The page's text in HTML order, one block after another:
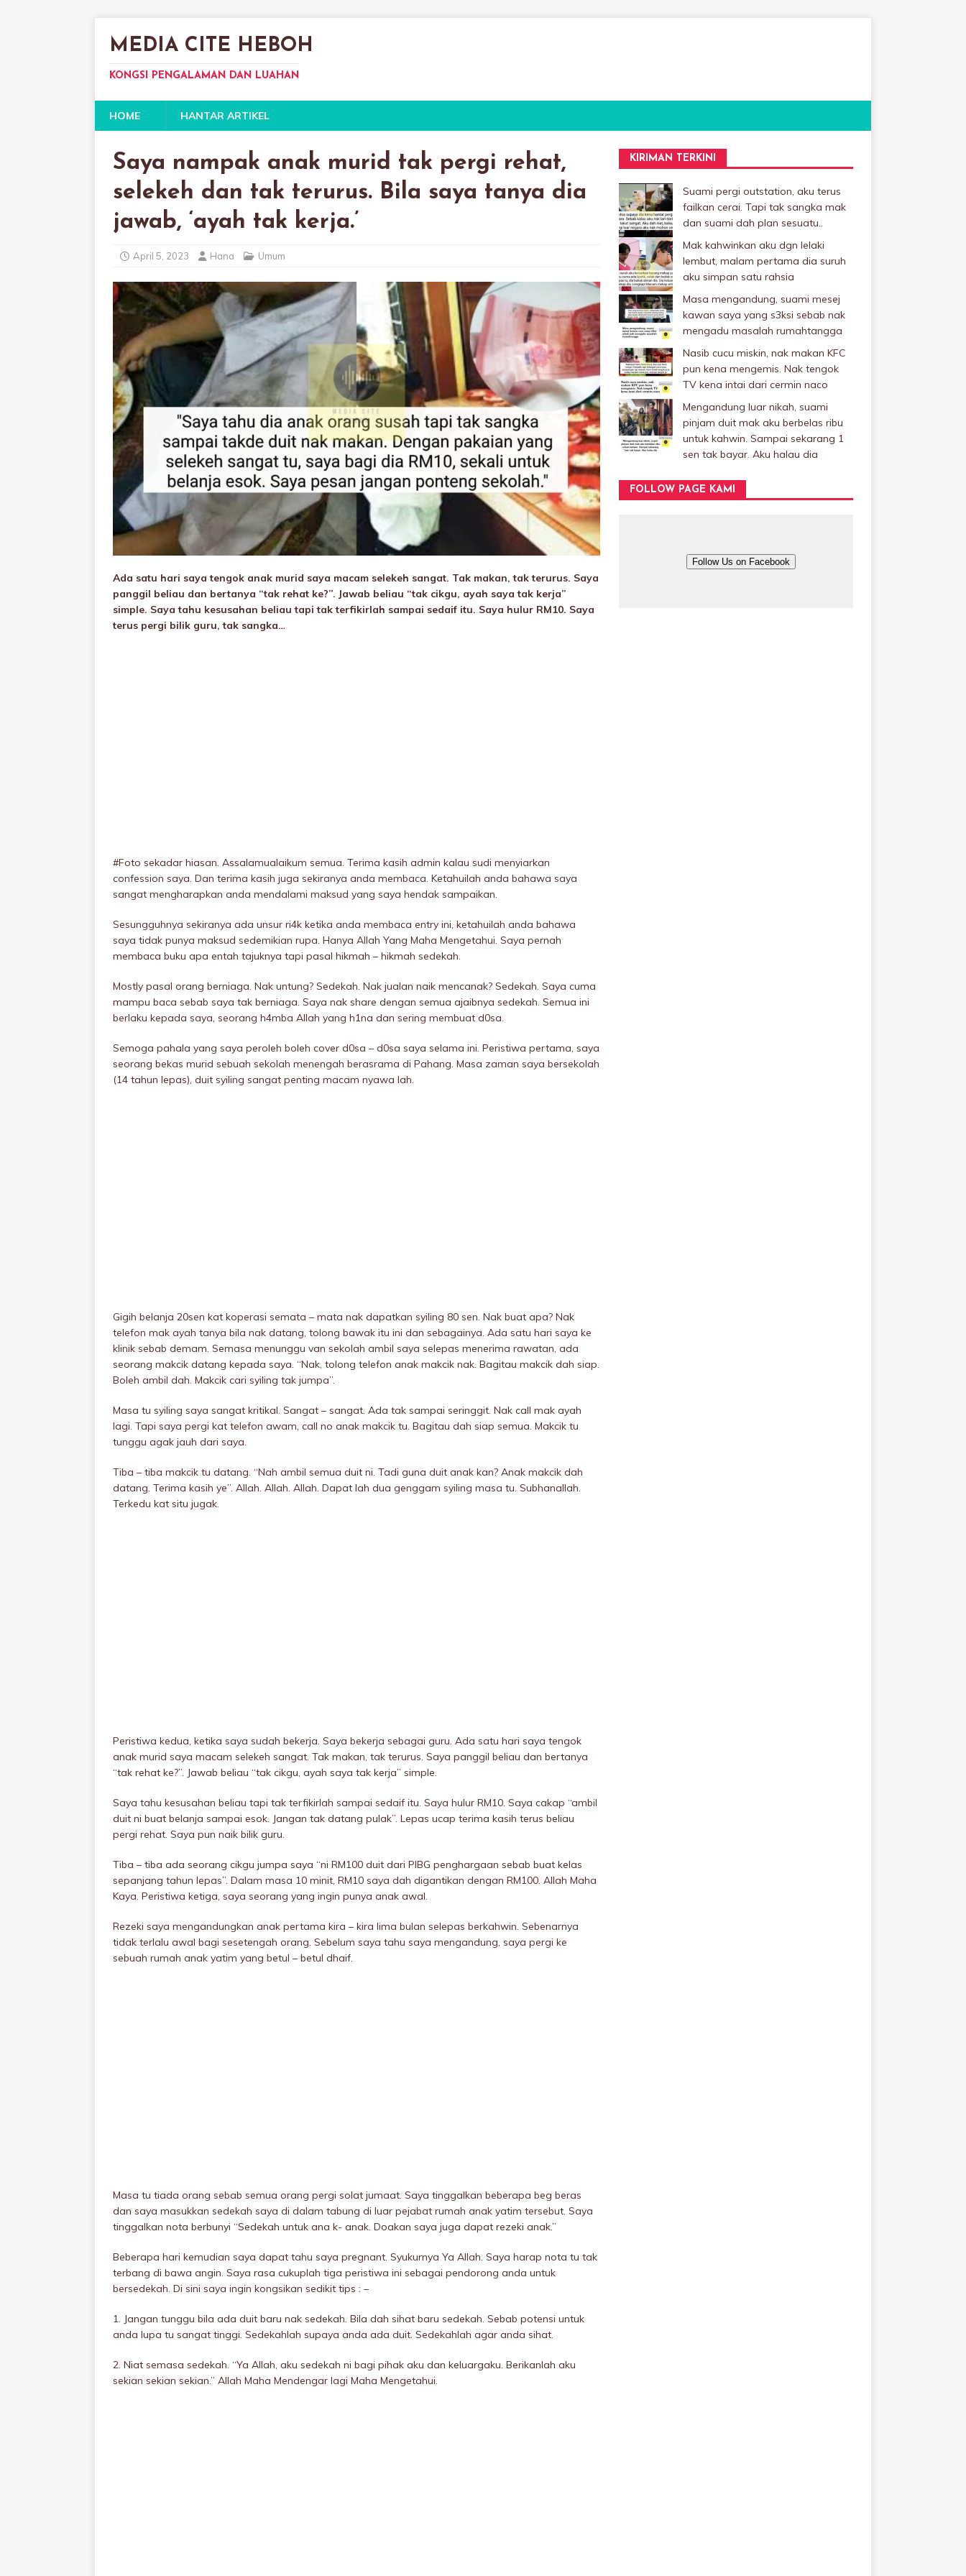
MEDIA CITE HEBOH
KONGSI PENGALAMAN DAN LUAHAN
HOME HANTAR ARTIKEL
Saya nampak anak murid tak pergi rehat,
selekeh dan tak terurus. Bila saya tanya dia
jawab, ‘ayah tak kerja.’
April 5, 2023 Hana Umum
Ada satu hari saya tengok anak murid saya macam selekeh sangat. Tak makan, tak terurus. Saya
panggil beliau dan bertanya “tak rehat ke?”. Jawab beliau “tak cikgu, ayah saya tak kerja”
simple. Saya tahu kesusahan beliau tapi tak terfikirlah sampai sedaif itu. Saya hulur RM10. Saya
terus pergi bilik guru, tak sangka…
#Foto sekadar hiasan. Assalamualaikum semua. Terima kasih admin kalau sudi menyiarkan
confession saya. Dan terima kasih juga sekiranya anda membaca. Ketahuilah anda bahawa saya
sangat mengharapkan anda mendalami maksud yang saya hendak sampaikan.
Sesungguhnya sekiranya ada unsur ri4k ketika anda membaca entry ini, ketahuilah anda bahawa
saya tidak punya maksud sedemikian rupa. Hanya Allah Yang Maha Mengetahui. Saya pernah
membaca buku apa entah tajuknya tapi pasal hikmah – hikmah sedekah.
Mostly pasal orang berniaga. Nak untung? Sedekah. Nak jualan naik mencanak? Sedekah. Saya cuma
mampu baca sebab saya tak berniaga. Saya nak share dengan semua ajaibnya sedekah. Semua ini
berlaku kepada saya, seorang h4mba Allah yang h1na dan sering membuat d0sa.
Semoga pahala yang saya peroleh boleh cover d0sa – d0sa saya selama ini. Peristiwa pertama, saya
seorang bekas murid sebuah sekolah menengah berasrama di Pahang. Masa zaman saya bersekolah
(14 tahun lepas), duit syiling sangat penting macam nyawa lah.
Gigih belanja 20sen kat koperasi semata – mata nak dapatkan syiling 80 sen. Nak buat apa? Nak
telefon mak ayah tanya bila nak datang, tolong bawak itu ini dan sebagainya. Ada satu hari saya ke
kIinik sebab demam. Semasa menunggu van sekolah ambil saya selepas menerima rawatan, ada
seorang makcik datang kepada saya. “Nak, tolong telefon anak makcik nak. Bagitau makcik dah siap.
Boleh ambil dah. Makcik cari syiling tak jumpa”.
Masa tu syiling saya sangat kritikaI. Sangat – sangat. Ada tak sampai seringgit. Nak call mak ayah
lagi. Tapi saya pergi kat telefon awam, call no anak makcik tu. Bagitau dah siap semua. Makcik tu
tunggu agak jauh dari saya.
Tiba – tiba makcik tu datang. “Nah ambil semua duit ni. Tadi guna duit anak kan? Anak makcik dah
datang. Terima kasih ye”. Allah. Allah. Allah. Dapat lah dua genggam syiling masa tu. Subhanallah.
Terkedu kat situ jugak.
Peristiwa kedua, ketika saya sudah bekerja. Saya bekerja sebagai guru. Ada satu hari saya tengok
anak murid saya macam selekeh sangat. Tak makan, tak terurus. Saya panggil beliau dan bertanya
“tak rehat ke?”. Jawab beliau “tak cikgu, ayah saya tak kerja” simple.
Saya tahu kesusahan beliau tapi tak terfikirlah sampai sedaif itu. Saya hulur RM10. Saya cakap “ambil
duit ni buat belanja sampai esok. Jangan tak datang pulak”. Lepas ucap terima kasih terus beliau
pergi rehat. Saya pun naik bilik guru.
Tiba – tiba ada seorang cikgu jumpa saya “ni RM100 duit dari PIBG penghargaan sebab buat kelas
sepanjang tahun lepas”. Dalam masa 10 minit, RM10 saya dah digantikan dengan RM100. Allah Maha
Kaya. Peristiwa ketiga, saya seorang yang ingin punya anak awal.
Rezeki saya mengandungkan anak pertama kira – kira lima bulan selepas berkahwin. Sebenarnya
tidak terlalu awal bagi sesetengah orang. Sebelum saya tahu saya mengandung, saya pergi ke
sebuah rumah anak yatim yang betul – betul dhaif.
Masa tu tiada orang sebab semua orang pergi solat jumaat. Saya tinggalkan beberapa beg beras
dan saya masukkan sedekah saya di dalam tabung di luar pejabat rumah anak yatim tersebut. Saya
tinggalkan nota berbunyi “Sedekah untuk ana k- anak. Doakan saya juga dapat rezeki anak.”
Beberapa hari kemudian saya dapat tahu saya pregnant. Syukurnya Ya Allah. Saya harap nota tu tak
terbang di bawa angin. Saya rasa cukuplah tiga peristiwa ini sebagai pendorong anda untuk
bersedekah. Di sini saya ingin kongsikan sedikit tips : –
1. Jangan tunggu bila ada duit baru nak sedekah. Bila dah sihat baru sedekah. Sebab potensi untuk
anda lupa tu sangat tinggi. Sedekahlah supaya anda ada duit. Sedekahlah agar anda sihat.
2. Niat semasa sedekah. “Ya Allah, aku sedekah ni bagi pihak aku dan keluargaku. Berikanlah aku
sekian sekian sekian.” Allah Maha Mendengar lagi Maha Mengetahui.
KIRIMAN TERKINI
Suami pergi outstation, aku terus
failkan cerai. Tapi tak sangka mak
dan suami dah plan sesuatu..
Mak kahwinkan aku dgn lelaki
Iembut, malam pertama dia suruh
aku simpan satu rahsia
Masa mengandung, suami mesej
kawan saya yang s3ksi sebab nak
mengadu masalah rumahtangga
Nasib cucu miskin, nak makan KFC
pun kena mengemis. Nak tengok
TV kena intai dari cermin naco
Mengandung luar nikah, suami
pinjam duit mak aku berbelas ribu
untuk kahwin. Sampai sekarang 1
sen tak bayar. Aku halau dia
FOLLOW PAGE KAMI
Follow Us on Facebook